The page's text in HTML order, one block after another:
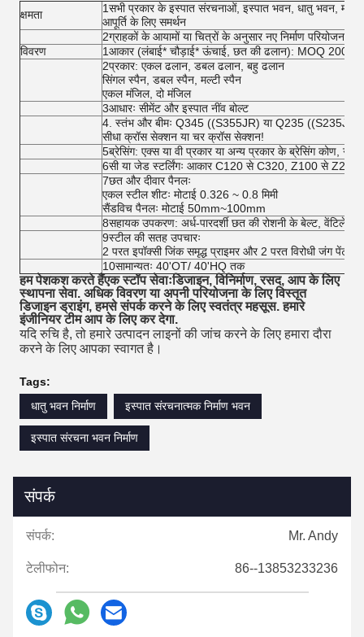
क्षमता
1सभी प्रकार के इस्पात संरचनाओं, इस्पात भवन, धातु भवन,
आपूर्ति के लिए समर्थन
2ग्राहकों के आयामों या चित्रों के अनुसार नए निर्माण
विवरण
1आकार (लंबाई* चौड़ाई* ऊंचाई, छत की ढलान): MOQ
2प्रकार: एकल ढलान, डबल ढलान, बहु ढलान
सिंगल स्पैन, डबल स्पैन, मल्टी स्पैन
एकल मंजिल, दो मंजिल
3आधारः सीमेंट और इस्पात नींव बोल्ट
4. स्तंभ और बीमः Q345 ((S355JR) या Q235 ((S235JR)
सीधा क्रॉस सेक्शन या चर क्रॉस सेक्शन!
5ब्रेसिंग: एक्स या वी प्रकार या अन्य प्रकार के ब्रेसिंग कोण,
6सी या जेड स्टर्लिंगः आकार C120 से C320, Z100 से Z200
7छत और दीवार पैनलः
एकल स्टील शीटः मोटाई 0.326 ~ 0.8 मिमी
सैंडविच पैनलः मोटाई 50mm~100mm
8सहायक उपकरण: अर्ध-पारदर्शी छत की रोशनी के बेल्ट,
9स्टील की सतह उपचारः
2 परत इपॉक्सी जिंक समृद्ध प्राइमर और 2 परत विरोधी जंग पेंट
10सामान्यतः 40'OT/ 40'HQ तक
हम पेशकश करते हैंएक स्टॉप सेवाःडिजाइन, विनिर्माण, रसद, आप के लिए
स्थापना सेवा. अधिक विवरण या अपनी परियोजना के लिए विस्तृत
डिजाइन ड्राइंग, हमसे संपर्क करने के लिए स्वतंत्र महसूस. हमारे
इंजीनियर टीम आप के लिए कर देगा.
यदि रुचि है, तो हमारे उत्पादन लाइनों की जांच करने के लिए हमारा दौरा
करने के लिए आपका स्वागत है।
Tags:
धातु भवन निर्माण
इस्पात संरचनात्मक निर्माण भवन
इस्पात संरचना भवन निर्माण
संपर्क
संपर्क: Mr. Andy
टेलीफोन: 86--13853233236